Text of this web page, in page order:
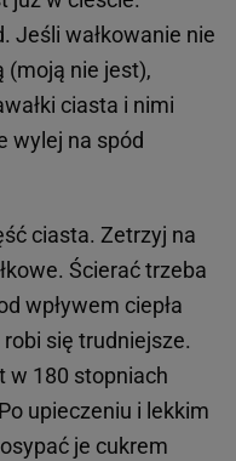
Jeśli wałkowanie nie
(moją nie jest),
ciasta i nimi
wylej na spód
ciasta. Zetrzyj na
Ścierać trzeba
wpływem ciepła
się trudniejsze.
w 180 stopniach
upieczeniu i lekkim
je cukrem